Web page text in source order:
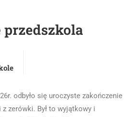
przedszkola
odbyło się uroczyste zakończenie
zerówki. Był to wyjątkowy i